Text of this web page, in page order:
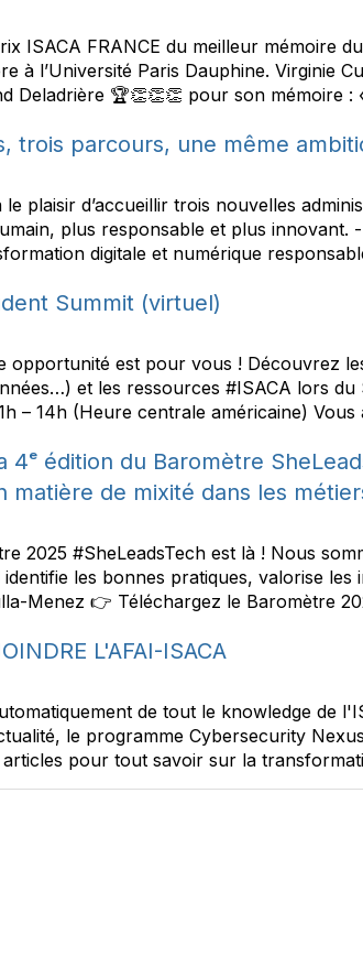
ISACA FRANCE du meilleur mémoire
à l’Université Paris Dauphine. Virginie
Deladrière 🏆👏👏👏 pour son mémoire
trois parcours, une même
le plaisir d’accueillir trois nouvelles
plus responsable et plus innovant.
digitale et numérique
Summit (virtuel)
opportunité est pour vous ! Découvrez
et les ressources #ISACA lors
– 14h (Heure centrale américaine)
4ᵉ édition du Baromètre
matière de mixité dans les
2025 #SheLeadsTech est là ! Nous
les bonnes pratiques, valorise
Menez 👉 Téléchargez le Baromètre
L'AFAI-ISACA
de tout le knowledge de
le programme Cybersecurity
pour tout savoir sur la